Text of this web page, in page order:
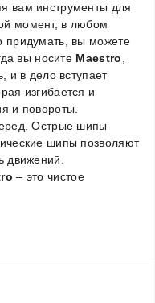
вам инструменты для
момент, в любом
придумать, вы можете
вы носите Maestro
и в дело вступает
изгибается и
и повороты.
Острые шипы
шипы позволяют
движений.
– это чистое